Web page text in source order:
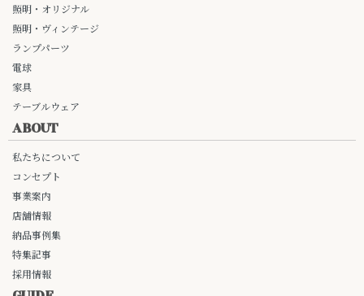
照明・オリジナル
照明・ヴィンテージ
ランプパーツ
電球
家具
テーブルウェア
ABOUT
私たちについて
コンセプト
事業案内
店舗情報
納品事例集
特集記事
採用情報